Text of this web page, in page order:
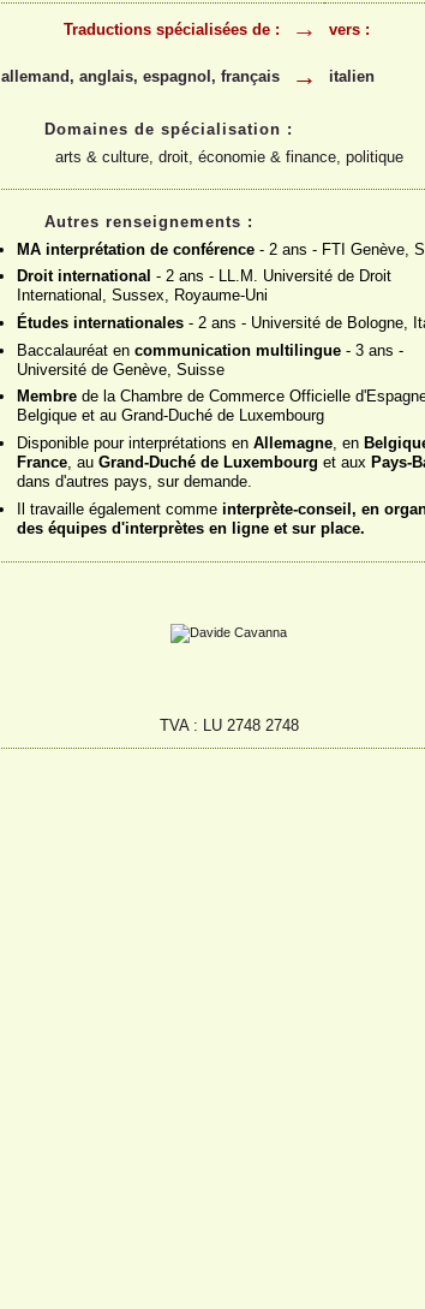
Traductions spécialisées de : → vers :
allemand, anglais, espagnol, français → italien
Domaines de spécialisation :
arts & culture, droit, économie & finance, politique
Autres renseignements :
MA interprétation de conférence - 2 ans - FTI Genève,
Droit international - 2 ans - LL.M. Université de Droit
International, Sussex, Royaume-Uni
Études internationales - 2 ans - Université de Bologne,
Baccalauréat en communication multilingue - 3 ans -
Université de Genève, Suisse
Membre de la Chambre de Commerce Officielle
Belgique et au Grand-Duché de Luxembourg
Disponible pour interprétations en Allemagne, en
France, au Grand-Duché de Luxembourg et aux Pays-
dans d'autres pays, sur demande.
Il travaille également comme interprète-conseil, en
des équipes d'interprètes en ligne et sur place.
TVA : LU 2748 2748